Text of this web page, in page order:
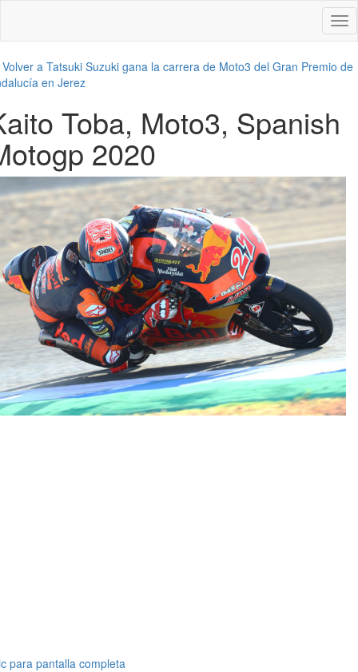
Volver a Tatsuki Suzuki gana la carrera de Moto3 del Gran Premio de
en Jerez
Toba, Moto3, Spanish
2020
para pantalla completa